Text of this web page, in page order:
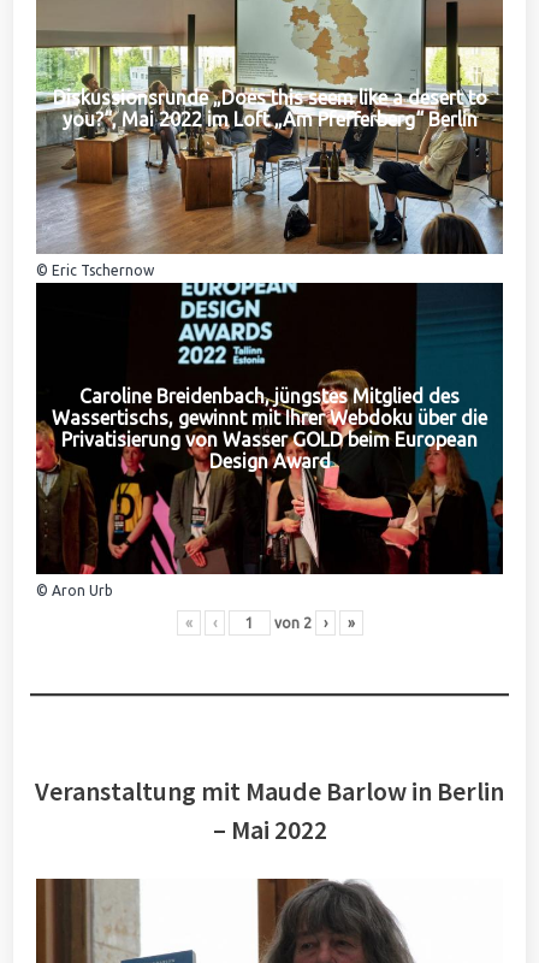
Diskussionsrunde „Does this seem like a desert to
you?“, Mai 2022 im Loft „Am Pfefferberg“ Berlin
© Eric Tschernow
Caroline Breidenbach, jüngstes Mitglied des
Wassertischs, gewinnt mit Ihrer Webdoku über die
Privatisierung von Wasser GOLD beim European
Design Award
© Aron Urb
« ‹ von 2 › »
Veranstaltung mit Maude Barlow in Berlin
– Mai 2022